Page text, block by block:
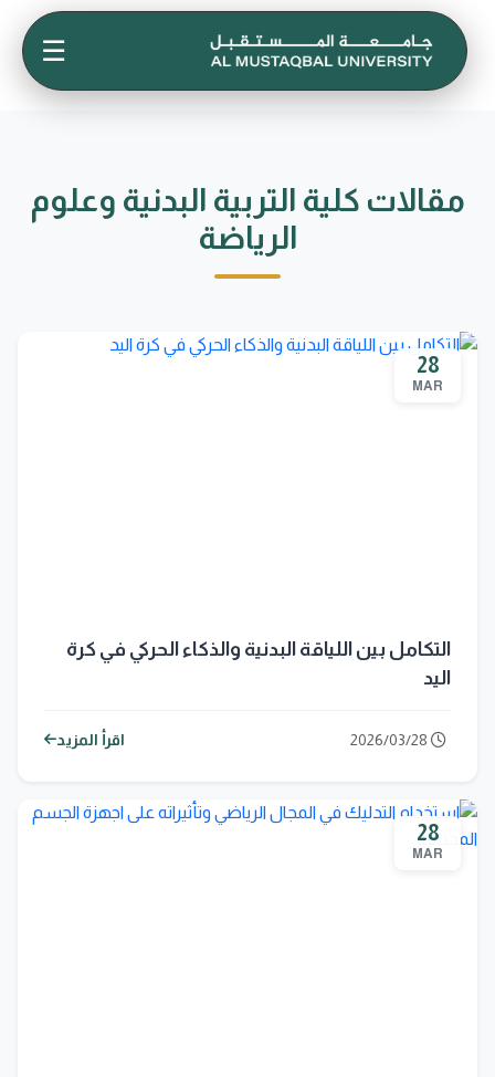
☰
مقالات كلية التربية البدنية وعلوم
الرياضة
28
MAR
التكامل بين اللياقة البدنية والذكاء الحركي في كرة
اليد
اقرأ المزيد
28
MAR